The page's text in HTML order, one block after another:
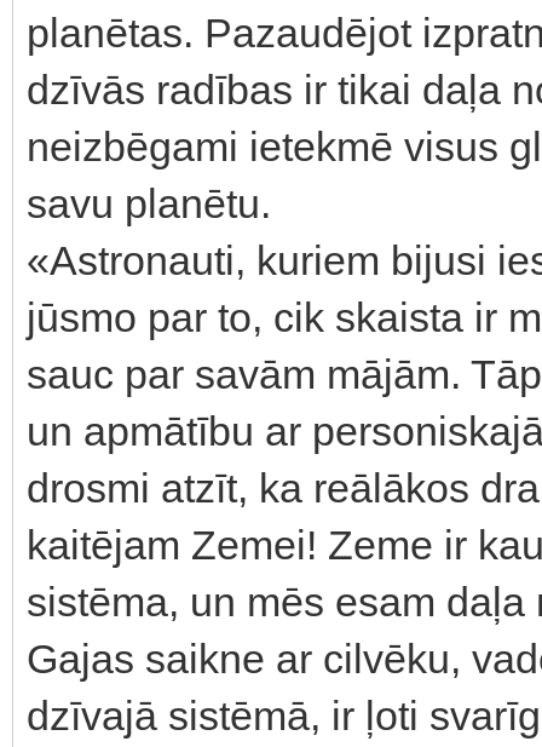
planētas. Pazaudējot
dzīvās radības ir tikai daļa
neizbēgami ietekmē visus
savu planētu.
«Astronauti, kuriem bijusi
jūsmo par to, cik skaista ir
sauc par savām mājām.
un apmātību ar
drosmi atzīt, ka reālākos
kaitējam Zemei! Zeme ir
sistēma, un mēs esam
Gajas saikne ar cilvēku,
dzīvajā sistēmā, ir ļoti